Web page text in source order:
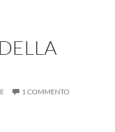
1 COMMENTO